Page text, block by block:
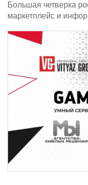
Большая четверка
маркетплейс и